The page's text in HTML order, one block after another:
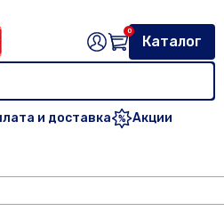
и доставка Акции
Каталог
0